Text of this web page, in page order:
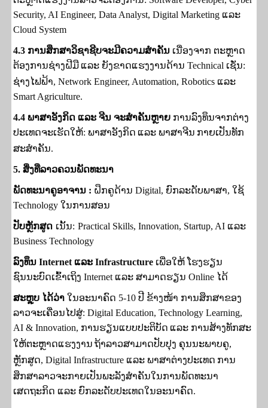
Security, AI Engineer, Data Analyst, Digital Marketing ແລະ
Cloud System
4.3 ການສຶກສາວິຊາຊີບຈະມີຄວາມສຳຄັນ ເນື່ອງຈາກ ຕະຫຼາດ
ຕ້ອງການຊ່າງຝີມື ແລະ ຍັງຂາດແຮງງານດ້ານ Technical ເຊັ່ນ:
ຊ່າງໄຟຟ້າ, Network Engineer, Automation, Robotics ແລະ
Smart Agriculture.
4.4 ພາສາອັງກິດ ແລະ ຈີນ ຈະສຳຄັນຫຼາຍ ການລົງທຶນຈາກຕ່າງ
ປະເທດຈະເຮັດໃຫ້: ພາສາອັງກິດ ແລະ ພາສາຈີນ ກາຍເປັນທັກ
ສະສຳຄັນ.
5. ສິ່ງທີ່ລາວຄວນພັດທະນາ
ພັດທະນາຄູອາຈານ : ຝຶກຄູດ້ານ Digital, ຍົກລະດັບພາສາ, ໃຊ້
Technology ໃນການສອນ
ປັບຫຼັກສູດ ເນັ້ນ: Practical Skills, Innovation, Startup, AI ແລະ
Business Technology
ລົງທຶນ Internet ແລະ Infrastructure ເພື່ອໃຫ້ ໂຮງຮຽນ
ຊົນນະບົດເຂົ້າເຖິງ Internet ແລະ ສາ​ມາດຮຽນ Online ໄດ້
ສະຫຼຸບ ໄດ້​ວ່າ ໃນອະນາຄົດ 5-10 ປີ ຂ້າງໜ້າ ການສຶກສາຂອງ
ລາວຈະເຄື່ອນໄປສູ່: Digital Education, Technology Learning,
AI & Innovation, ການຮຽນແບບປະຕິບັດ ແລະ ການສ້າງທັກສະ
ໃຫ້ຕະຫຼາດແຮງງານ ຖ້າລາວສາມາດປັບປຸງ ຄຸນນະພາບຄູ,
ຫຼັກສູດ, Digital Infrastructure ແລະ ພາສາຕ່າງປະເທດ ການ
ສຶກສາລາວຈະກາຍເປັນພະລັງສຳຄັນໃນການພັດທະນາ
ເສດຖະກິດ ແລະ ຍົກລະດັບປະເທດໃນອະນາຄົດ.